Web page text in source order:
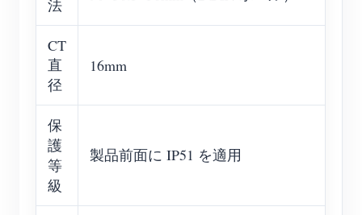
法
CT
直
径
16mm
保
護
等
級
製品前面に IP51 を適用